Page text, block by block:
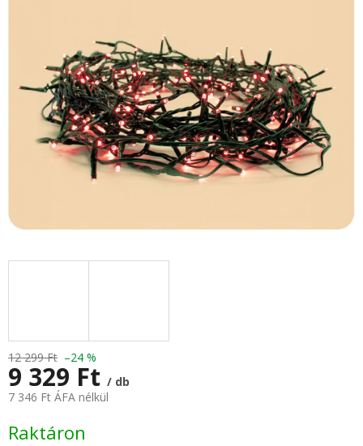
12 299 Ft –24 %
9 329 Ft / db
7 346 Ft ÁFA nélkül
Raktáron